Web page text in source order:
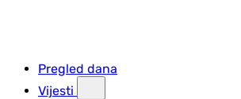
Pregled dana
Vijesti